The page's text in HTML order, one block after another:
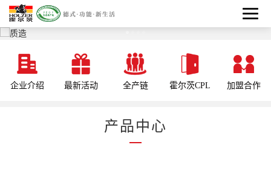
企业介绍 最新活动 全产链 霍尔茨CPL 加盟合作
产品中心